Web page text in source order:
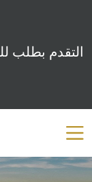
التقدم بطلب